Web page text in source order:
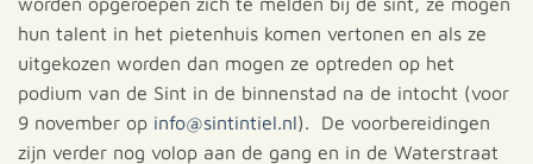
hun talent in het pietenhuis komen vertonen en als ze
uitgekozen worden dan mogen ze optreden op het
podium van de Sint in de binnenstad na de intocht (voor
9 november op info@sintintiel.nl). De voorbereidingen
zijn verder nog volop aan de gang en in de Waterstraat